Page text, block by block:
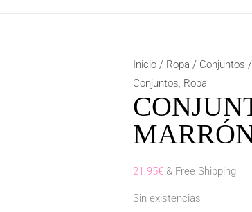
Inicio / Ropa / Conjuntos
Conjuntos, Ropa
21.95€ & Free Shipping
Sin existencias